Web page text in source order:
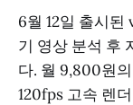
6월 12일 출시
기 영상 분석 후
다. 월 9,800원
120fps 고속 렌